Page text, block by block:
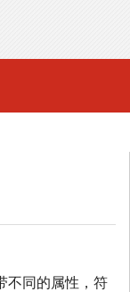
不同的属性，符